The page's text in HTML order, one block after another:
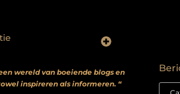
wereld van boeiende blogs en
inspireren als informeren. “